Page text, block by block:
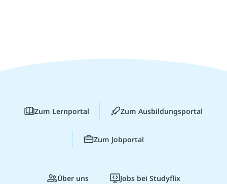
Zum Lernportal Zum Ausbildungsportal
Zum Jobportal
Über uns Jobs bei Studyflix